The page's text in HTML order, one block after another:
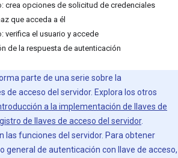
crea opciones de solicitud de credenciales
que acceda a él
verifica el usuario y accede
de la respuesta de autenticación
parte de una serie sobre la
de acceso del servidor. Explora los otros
a la implementación de llaves de
de llaves de acceso del servidor.
las funciones del servidor. Para obtener
general de autenticación con llave de acceso,